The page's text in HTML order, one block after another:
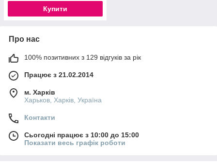
Купити
Про нас
100% позитивних з 129 відгуків за рік
Працює з 21.02.2014
м. Харків
Харьков, Харків, Україна
Контакти
Сьогодні працює з 10:00 до 15:00
Показати весь графік роботи